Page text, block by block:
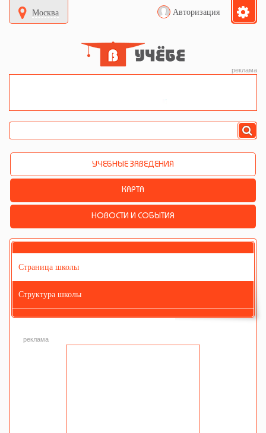
Москва Авторизация
реклама
УЧЕБНЫЕ ЗАВЕДЕНИЯ
КАРТА
НОВОСТИ И СОБЫТИЯ
Страница школы
Структура школы
реклама